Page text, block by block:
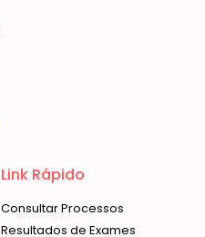
Link Rápido
Consultar Processos
Resultados de Exames